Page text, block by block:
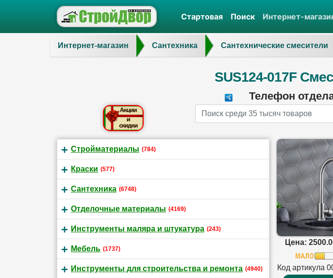
Стартовая Поиск Интернет-
Интернет-магазин Сантехника Сантехнические смесители
SUS124-017F
Телефон
Name
Стройматериалы (784)
Краски (577)
Сантехника (6748)
Отделочные материалы (4169)
Инструменты маляра и штукатура (243)
Мебель (1737)
Инструменты для строительства и ремонта (4940)
Цена:
Код артикула